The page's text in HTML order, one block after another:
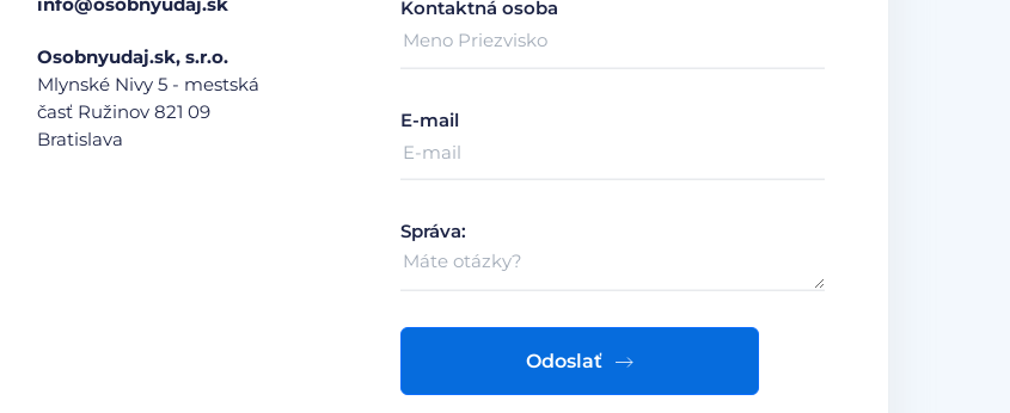
Osobnyudaj.sk, s.r.o.
Mlynské Nivy 5 - mestská
časť Ružinov 821 09
Bratislava
Kontaktná osoba
E-mail
Správa:
Odoslať